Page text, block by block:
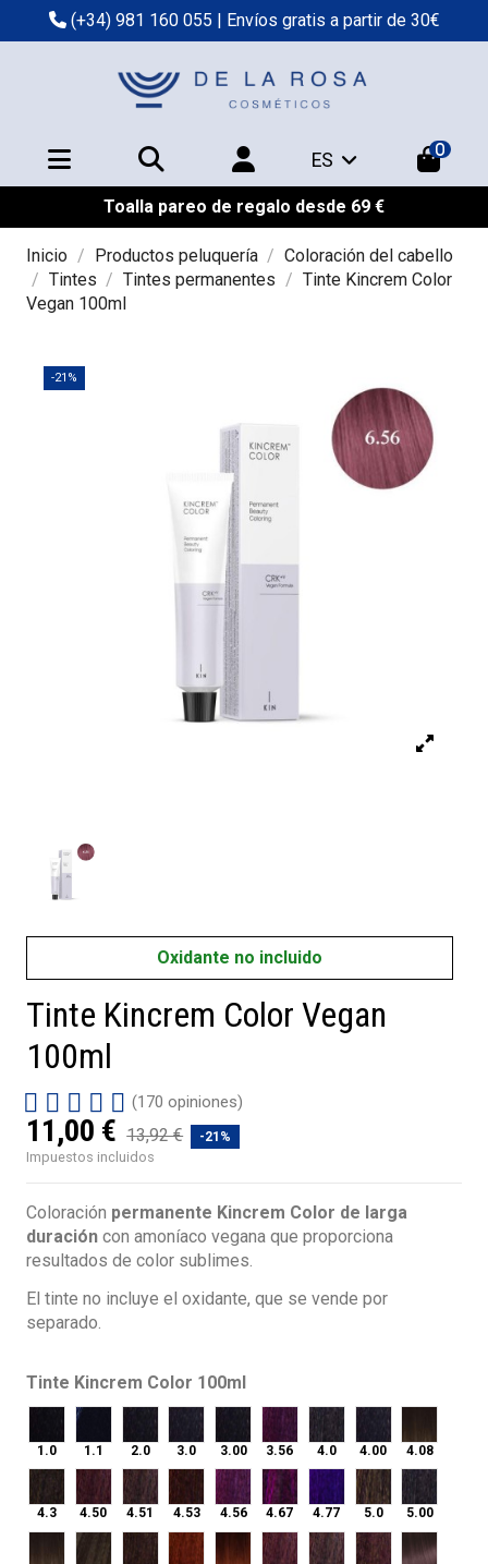
(+34) 981 160 055 | Envíos gratis a partir de 30€
ES 0
Toalla pareo de regalo desde 69 €
Inicio Productos peluquería
Coloración del cabello
Tintes
Tintes permanentes
Tinte Kincrem Color
Vegan 100ml
-21%
Oxidante no incluido
Tinte Kincrem Color Vegan
100ml
(170 opiniones)
11,00 € 13,92 € -21%
Impuestos incluidos
Coloración permanente Kincrem Color de larga
duración con amoníaco vegana que proporciona
resultados de color sublimes.
El tinte no incluye el oxidante, que se vende por
separado.
Tinte Kincrem Color 100ml
1.0
1.0 1.1
2.0
2.0
3.0
3.0
3.00
3.00
3.56
3.56
4.0
4.0
4.00
4.00 4.08
4.3
4.50
4.50
4.51
4.51
4.53
4.53
4.56
4.56
4.67
4.67
4.77
4.77
5.0
5.0
5.00
5.00
5.08 5.1 5.3 5.4 5.45 5.50 5.51 5.52 5.521